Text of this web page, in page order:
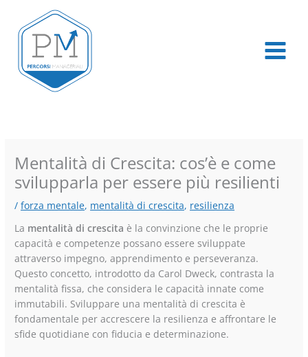
contenuto
Mentalità di Crescita: cos’è e come
svilupparla per essere più resilienti
/forza mentale, mentalità di crescita, resilienza
La mentalità di crescita è la convinzione che le proprie
capacità e competenze possano essere sviluppate
attraverso impegno, apprendimento e perseveranza.
Questo concetto, introdotto da Carol Dweck, contrasta la
mentalità fissa, che considera le capacità innate come
immutabili. Sviluppare una mentalità di crescita è
fondamentale per accrescere la resilienza e affrontare le
sfide quotidiane con fiducia e determinazione.